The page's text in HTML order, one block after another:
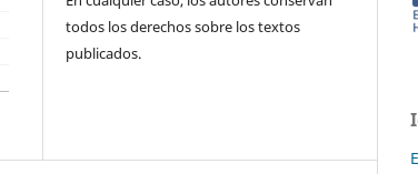
todos los derechos sobre los textos
publicados.